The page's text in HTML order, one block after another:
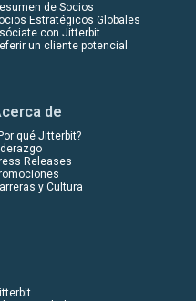
de Socios
Estratégicos Globales
con Jitterbit
un cliente potencial
de
qué Jitterbit?
Releases
y Cultura